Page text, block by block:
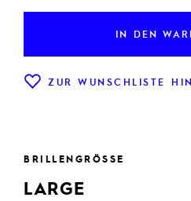
IN DEN
ZUR WUNSCHLISTE
BRILLENGRÖSSE
LARGE